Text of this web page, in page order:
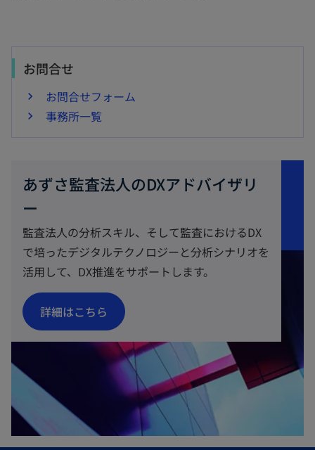
お問合せ
お問合せフォーム
事務所一覧
あずさ監査法人のDXアドバイザリ
ー
監査法人の分析スキル、そして監査におけるDX
で培ったデジタルテクノロジーと分析シナリオを
活用して、DX推進をサポートします。
詳細はこちら
新
し
で
開